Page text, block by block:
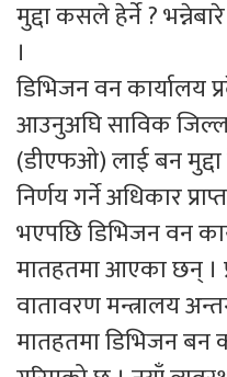
मुद्दा कसले हेर्ने ?
।
डिभिजन वन कार्यालय
आउनुअघि साविक
(डीएफओ) लाई बन मुद्दा
निर्णय गर्ने अधिकार
भएपछि डिभिजन वन
मातहतमा आएका छन् ।
वातावरण मन्त्रालय
मातहतमा डिभिजन बन